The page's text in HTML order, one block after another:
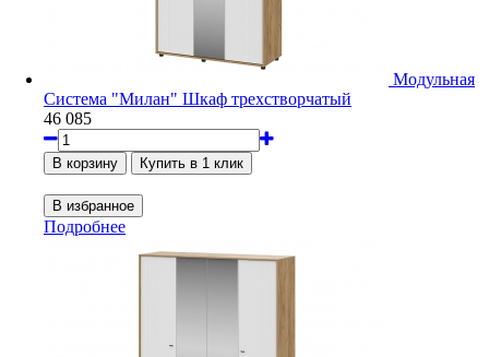
Модульная
Система "Милан" Шкаф трехстворчатый
46 085
Подробнее